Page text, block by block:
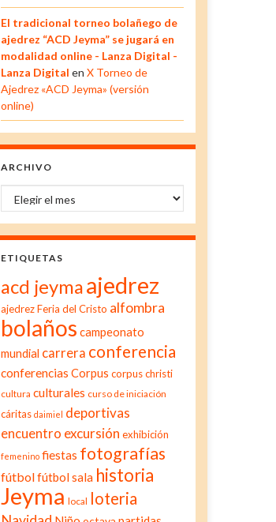
El tradicional torneo bolañego de
ajedrez “ACD Jeyma” se jugará en
modalidad online - Lanza Digital -
Lanza Digital en X Torneo de
Ajedrez «ACD Jeyma» (versión
online)
ARCHIVO
Archivo
ETIQUETAS
acd jeymaajedrez
ajedrez Feria del Cristo alfombra
bolaños campeonato
mundial carrera conferencia
conferencias Corpus corpus christi
cultura culturales curso de iniciación
cáritas daimiel deportivas
encuentro excursión exhibición
femenino fiestas fotografías
fútbolfútbol sala historia
Jeyma local loteria